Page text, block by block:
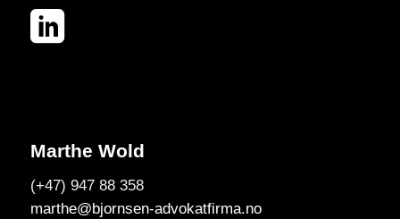
Marthe Wold
(+47) 947 88 358
marthe@bjornsen-advokatfirma.no